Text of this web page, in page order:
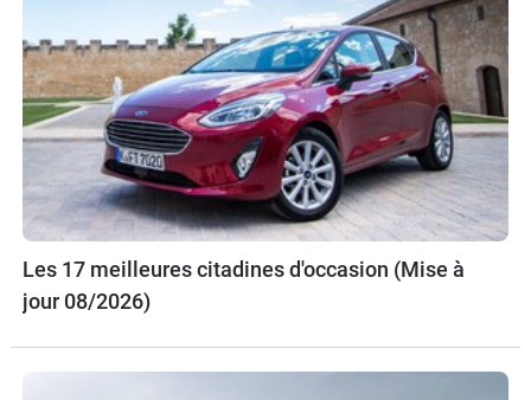
Les 17 meilleures citadines d'occasion (Mise à
jour 08/2026)